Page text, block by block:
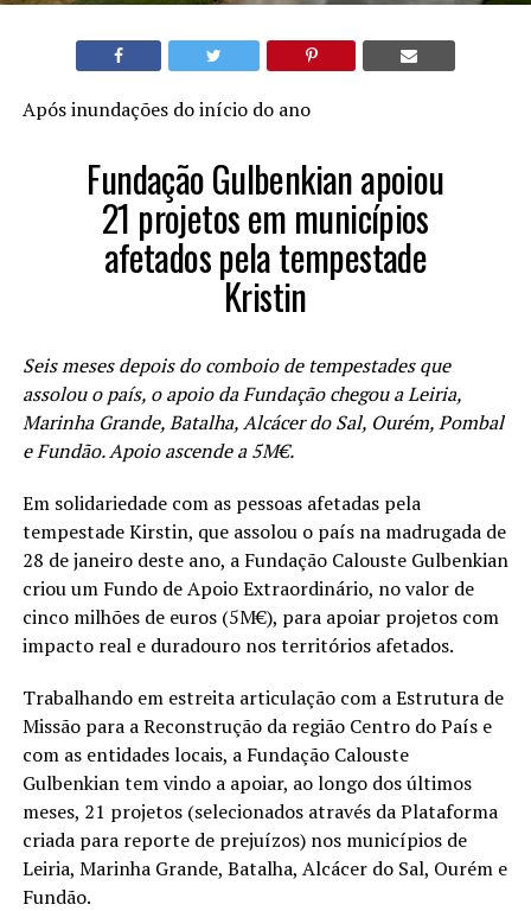
Após inundações do início do ano
Fundação Gulbenkian apoiou
21 projetos em municípios
afetados pela tempestade
Kristin
Seis meses depois do comboio de tempestades que
assolou o país, o apoio da Fundação chegou a Leiria,
Marinha Grande, Batalha, Alcácer do Sal, Ourém, Pombal
e Fundão. Apoio ascende a 5M€.
Em solidariedade com as pessoas afetadas pela
tempestade Kirstin, que assolou o país na madrugada de
28 de janeiro deste ano, a Fundação Calouste Gulbenkian
criou um Fundo de Apoio Extraordinário, no valor de
cinco milhões de euros (5M€), para apoiar projetos com
impacto real e duradouro nos territórios afetados.
Trabalhando em estreita articulação com a Estrutura de
Missão para a Reconstrução da região Centro do País e
com as entidades locais, a Fundação Calouste
Gulbenkian tem vindo a apoiar, ao longo dos últimos
meses, 21 projetos (selecionados através da Plataforma
criada para reporte de prejuízos) nos municípios de
Leiria, Marinha Grande, Batalha, Alcácer do Sal, Ourém e
Fundão.